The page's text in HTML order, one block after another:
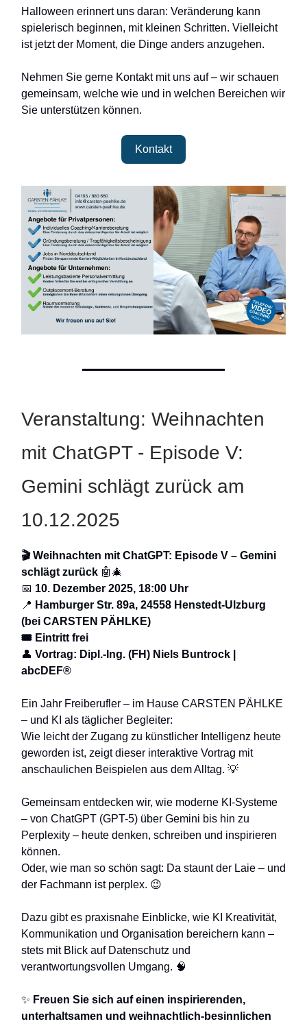
Halloween erinnert uns daran: Veränderung kann
spielerisch beginnen, mit kleinen Schritten. Vielleicht
ist jetzt der Moment, die Dinge anders anzugehen.
Nehmen Sie gerne Kontakt mit uns auf – wir schauen
gemeinsam, welche wie und in welchen Bereichen wir
Sie unterstützen können.
Kontakt
Veranstaltung: Weihnachten
mit ChatGPT - Episode V:
Gemini schlägt zurück am
10.12.2025
🎬Weihnachten mit ChatGPT: Episode V – Gemini
schlägt zurück 🤖🎄
📅 10. Dezember 2025, 18:00 Uhr
📍 Hamburger Str. 89a, 24558 Henstedt-Ulzburg
(bei CARSTEN PÄHLKE)
🎟️ Eintritt frei
👤 Vortrag: Dipl.-Ing. (FH) Niels Buntrock |
abcDEF®
Ein Jahr Freiberufler – im Hause CARSTEN PÄHLKE
– und KI als täglicher Begleiter:
Wie leicht der Zugang zu künstlicher Intelligenz heute
geworden ist, zeigt dieser interaktive Vortrag mit
anschaulichen Beispielen aus dem Alltag. 💡
Gemeinsam entdecken wir, wie moderne KI-Systeme
– von ChatGPT (GPT-5) über Gemini bis hin zu
Perplexity – heute denken, schreiben und inspirieren
können.
Oder, wie man so schön sagt: Da staunt der Laie – und
der Fachmann ist perplex. 😉
Dazu gibt es praxisnahe Einblicke, wie KI Kreativität,
Kommunikation und Organisation bereichern kann –
stets mit Blick auf Datenschutz und
verantwortungsvollen Umgang. 🧠
✨ Freuen Sie sich auf einen inspirierenden,
unterhaltsamen und weihnachtlich-besinnlichen